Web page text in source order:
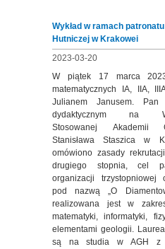
Wykład w ramach
Hutniczej w Krakowei
2023-03-20
W piątek 17 marca
matematycznych IA, IIA,
Julianem Janusem.
dydaktycznym na
Stosowanej Akademii
Stanisława Staszica w
omówiono zasady
drugiego stopnia, cel
organizacji trzystopniowej
pod nazwą „O
realizowana jest w
matematyki, informatyki,
elementami geologii.
są na studia w AGH z